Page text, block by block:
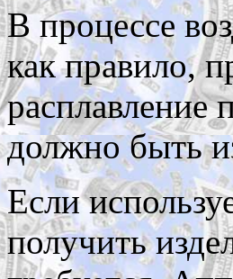
В процессе
как правило,
расплавление
должно быть
Если
получить